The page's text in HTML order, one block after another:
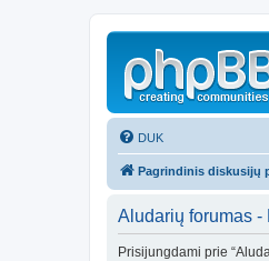
DUK
Pagrindinis diskusijų
Aludarių forumas
Prisijungdami prie